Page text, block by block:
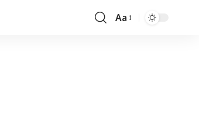
Font
Aa